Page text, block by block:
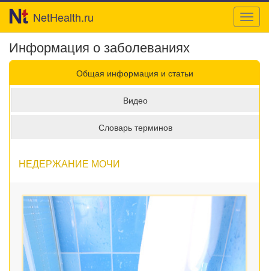
NetHealth.ru
Информация о заболеваниях
Общая информация и статьи
Видео
Словарь терминов
НЕДЕРЖАНИЕ МОЧИ